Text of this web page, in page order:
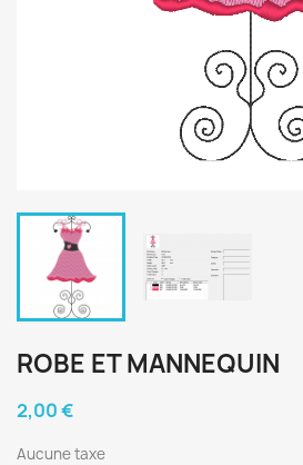
ROBE ET MANNEQUIN
2,00 €
Aucune taxe